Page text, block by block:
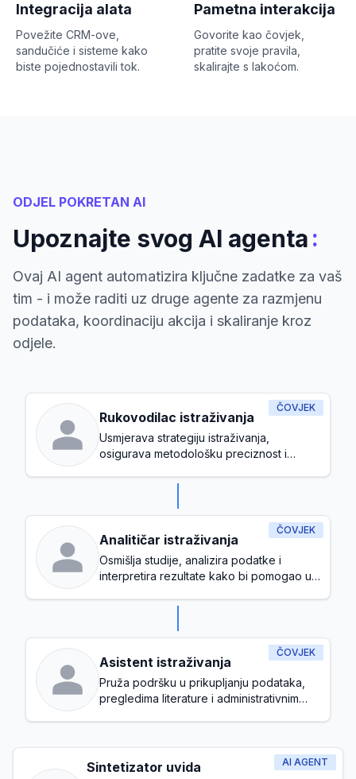
Integracija alata
Povežite CRM-ove,
sandučiće i sisteme kako
biste pojednostavili tok.
Pametna interakcija
Govorite kao čovjek,
pratite svoje pravila,
skalirajte s lakoćom.
ODJEL POKRETAN AI
Upoznajte svog AI agenta:
Ovaj AI agent automatizira ključne zadatke za vaš
tim - i može raditi uz druge agente za razmjenu
podataka, koordinaciju akcija i skaliranje kroz
odjele.
ČOVJEK
Rukovodilac istraživanja
Usmjerava strategiju istraživanja,
osigurava metodološku preciznost i
organizacijskim ciljevima
ČOVJEK
Analitičar istraživanja
Osmišlja studije, analizira podatke i
interpretira rezultate kako bi pomogao u
ČOVJEK
Asistent istraživanja
Pruža podršku u prikupljanju podataka,
pregledima literature i administrativnim
AI AGENT
Sintetizator uvida